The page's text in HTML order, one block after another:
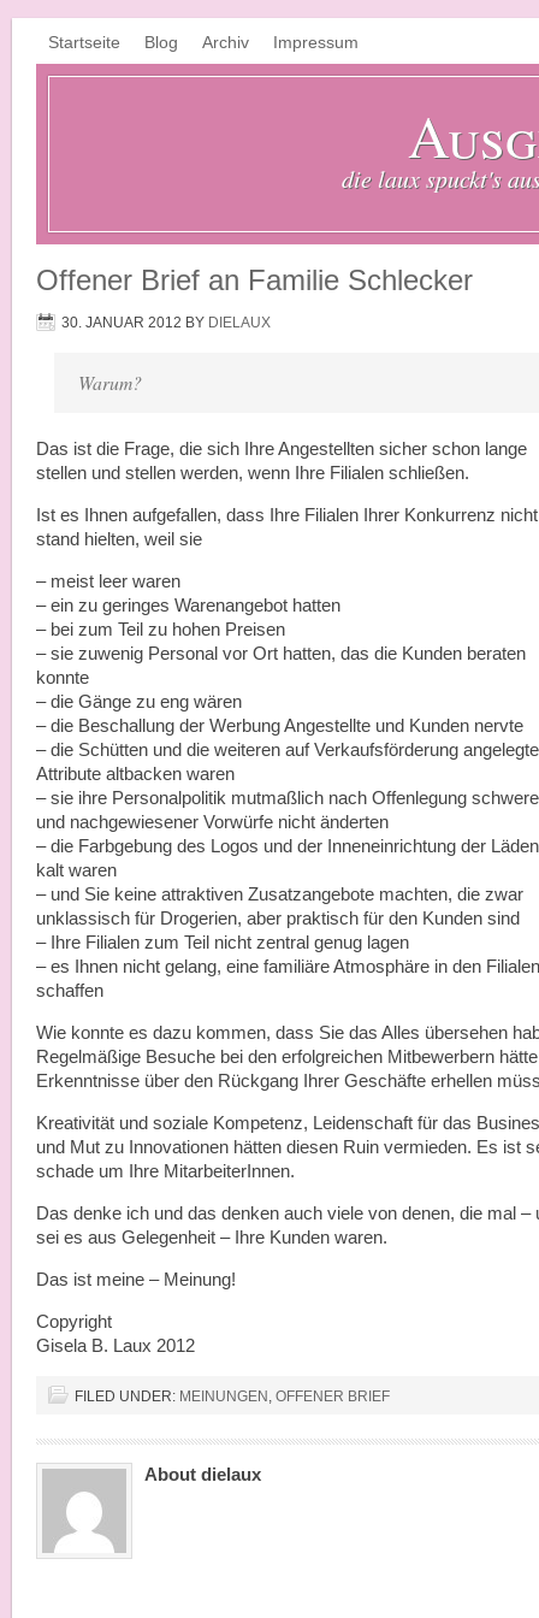
Startseite Blog Archiv Impressum
die laux spuckt's
Offener Brief an Familie Schlecker
30. JANUAR 2012 BY DIELAUX
Warum?
Das ist die Frage, die sich Ihre Angestellten sicher schon lange
stellen und stellen werden, wenn Ihre Filialen schließen.
Ist es Ihnen aufgefallen, dass Ihre Filialen Ihrer Konkurrenz nicht
stand hielten, weil sie
– meist leer waren
– ein zu geringes Warenangebot hatten
– bei zum Teil zu hohen Preisen
– sie zuwenig Personal vor Ort hatten, das die Kunden beraten
konnte
– die Gänge zu eng wären
– die Beschallung der Werbung Angestellte und Kunden nervte
– die Schütten und die weiteren auf Verkaufsförderung
Attribute altbacken waren
– sie ihre Personalpolitik mutmaßlich nach Offenlegung
und nachgewiesener Vorwürfe nicht änderten
– die Farbgebung des Logos und der Inneneinrichtung der
kalt waren
– und Sie keine attraktiven Zusatzangebote machten, die zwar
unklassisch für Drogerien, aber praktisch für den Kunden sind
– Ihre Filialen zum Teil nicht zentral genug lagen
– es Ihnen nicht gelang, eine familiäre Atmosphäre in den
schaffen
Wie konnte es dazu kommen, dass Sie das Alles übersehen
Regelmäßige Besuche bei den erfolgreichen Mitbewerbern
Erkenntnisse über den Rückgang Ihrer Geschäfte erhellen
Kreativität und soziale Kompetenz, Leidenschaft für das
und Mut zu Innovationen hätten diesen Ruin vermieden. Es ist
schade um Ihre MitarbeiterInnen.
Das denke ich und das denken auch viele von denen, die mal –
sei es aus Gelegenheit – Ihre Kunden waren.
Das ist meine – Meinung!
Copyright
Gisela B. Laux 2012
FILED UNDER: MEINUNGEN , OFFENER BRIEF
About dielaux